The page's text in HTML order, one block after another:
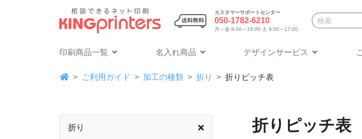
カスタマーサポートセンター
050-1782-6210
月～金 9:00～19:00 土 9:00～17:00
サイト内検索
印刷商品一覧 名入れ商品 デザインサービス
ご利用ガイド 加工の種類 折り 折りピッチ表
折りピッチ表
折り